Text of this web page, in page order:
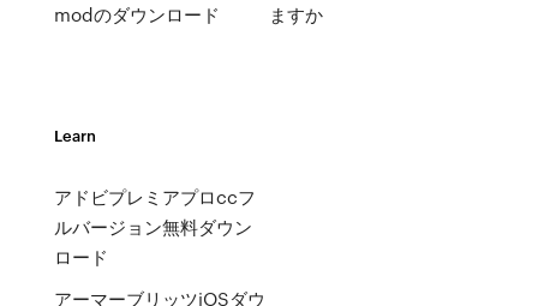
modのダウンロード
ますか
Learn
アドビプレミアプロccフ
ルバージョン無料ダウン
ロード
アーマーブリッツiOSダウ